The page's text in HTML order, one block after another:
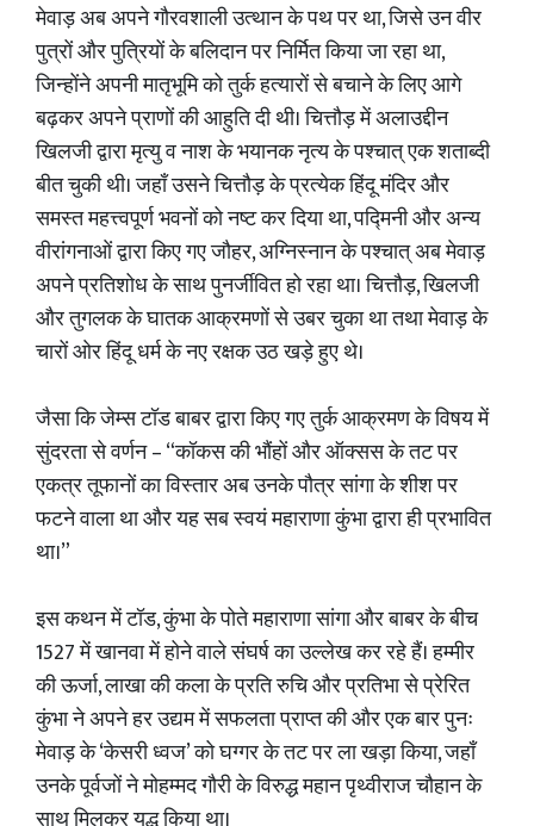
मेवाड़ अब अपने गौरवशाली उत्थान के पथ पर था, जिसे उन वीर
पुत्रों और पुत्रियों के बलिदान पर निर्मित किया जा रहा था,
जिन्होंने अपनी मातृभूमि को तुर्क हत्यारों से बचाने के लिए आगे
बढ़कर अपने प्राणों की आहुति दी थी। चित्तौड़ में अलाउद्दीन
खिलजी द्वारा मृत्यु व नाश के भयानक नृत्य के पश्चात् एक शताब्दी
बीत चुकी थी। जहाँ उसने चित्तौड़ के प्रत्येक हिंदू मंदिर और
समस्त महत्त्वपूर्ण भवनों को नष्ट कर दिया था, पद्मिनी और अन्य
वीरांगनाओं द्वारा किए गए जौहर, अग्निस्नान के पश्चात् अब मेवाड़
अपने प्रतिशोध के साथ पुनर्जीवित हो रहा था। चित्तौड़, खिलजी
और तुगलक के घातक आक्रमणों से उबर चुका था तथा मेवाड़ के
चारों ओर हिंदू धर्म के नए रक्षक उठ खड़े हुए थे।
जैसा कि जेम्स टॉड बाबर द्वारा किए गए तुर्क आक्रमण के विषय में
सुंदरता से वर्णन – “कॉकस की भौंहों और ऑक्सस के तट पर
एकत्र तूफानों का विस्तार अब उनके पौत्र सांगा के शीश पर
फटने वाला था और यह सब स्वयं महाराणा कुंभा द्वारा ही प्रभावित
था।”
इस कथन में टॉड, कुंभा के पोते महाराणा सांगा और बाबर के बीच
1527 में खानवा में होने वाले संघर्ष का उल्लेख कर रहे हैं। हम्मीर
की ऊर्जा, लाखा की कला के प्रति रुचि और प्रतिभा से प्रेरित
कुंभा ने अपने हर उद्यम में सफलता प्राप्त की और एक बार पुनः
मेवाड़ के ‘केसरी ध्वज’ को घग्गर के तट पर ला खड़ा किया, जहाँ
उनके पूर्वजों ने मोहम्मद गौरी के विरुद्ध महान पृथ्वीराज चौहान के